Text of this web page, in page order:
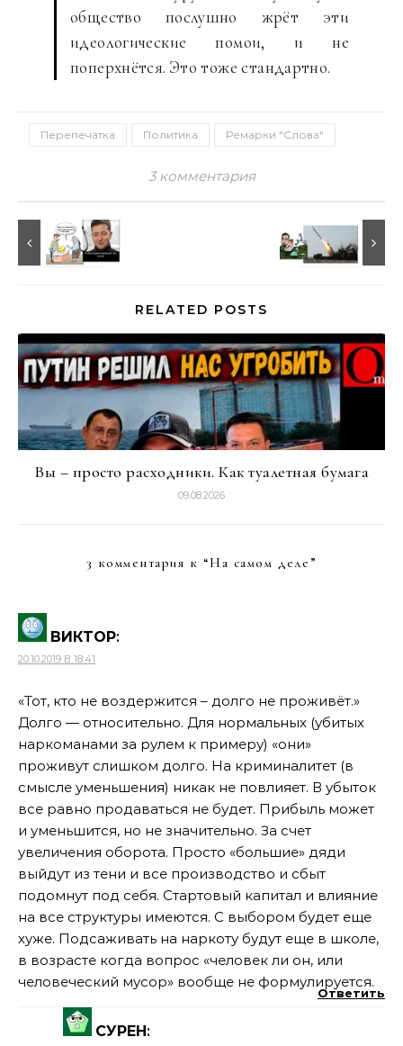
общество послушно жрёт эти
идеологические помои, и не
поперхнётся. Это тоже стандартно.
Перепечатка Политика Ремарки "Слова"
3 комментария
RELATED POSTS
Вы – просто расходники. Как туалетная бумага
09.08.2026
3 комментария к “На самом деле ”
ВИКТОР:
20.10.2019 В 18:41
«Тот, кто не воздержится – долго не проживёт.»
Долго — относительно. Для нормальных (убитых
наркоманами за рулем к примеру) «они»
проживут слишком долго. На криминалитет (в
смысле уменьшения) никак не повлияет. В убыток
все равно продаваться не будет. Прибыль может
и уменьшится, но не значительно. За счет
увеличения оборота. Просто «большие» дяди
выйдут из тени и все производство и сбыт
подомнут под себя. Стартовый капитал и влияние
на все структуры имеются. С выбором будет еще
хуже. Подсаживать на наркоту будут еще в школе,
в возрасте когда вопрос «человек ли он, или
человеческий мусор» вообще не формулируется.
Ответить
СУРЕН: